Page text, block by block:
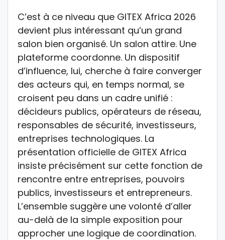
C’est à ce niveau que GITEX Africa 2026
devient plus intéressant qu’un grand
salon bien organisé. Un salon attire. Une
plateforme coordonne. Un dispositif
d’influence, lui, cherche à faire converger
des acteurs qui, en temps normal, se
croisent peu dans un cadre unifié :
décideurs publics, opérateurs de réseau,
responsables de sécurité, investisseurs,
entreprises technologiques. La
présentation officielle de GITEX Africa
insiste précisément sur cette fonction de
rencontre entre entreprises, pouvoirs
publics, investisseurs et entrepreneurs.
L’ensemble suggère une volonté d’aller
au-delà de la simple exposition pour
approcher une logique de coordination.